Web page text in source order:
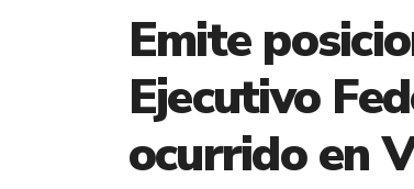
Emite
Ejecutivo
ocurrido en